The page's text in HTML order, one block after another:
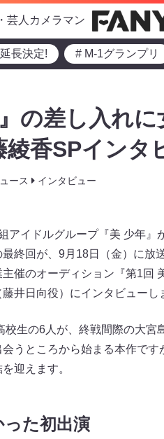
芸人カメラマン
長決定! # M-1グランプリ
』の差し入れ
綾香SPインタ
ース インタビュー
アイドルグループ『美 少年』
最終回が、9月18日（金）に
催のオーディション『第1回
井日向役）にインタビューし
校生の6人が、終戦間際の大
うところから始まる本作で
迎えます。
た初出演